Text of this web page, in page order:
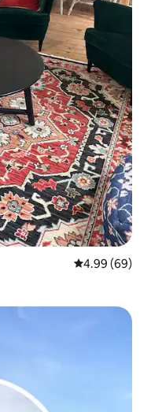
Calificación
4.99 (69)